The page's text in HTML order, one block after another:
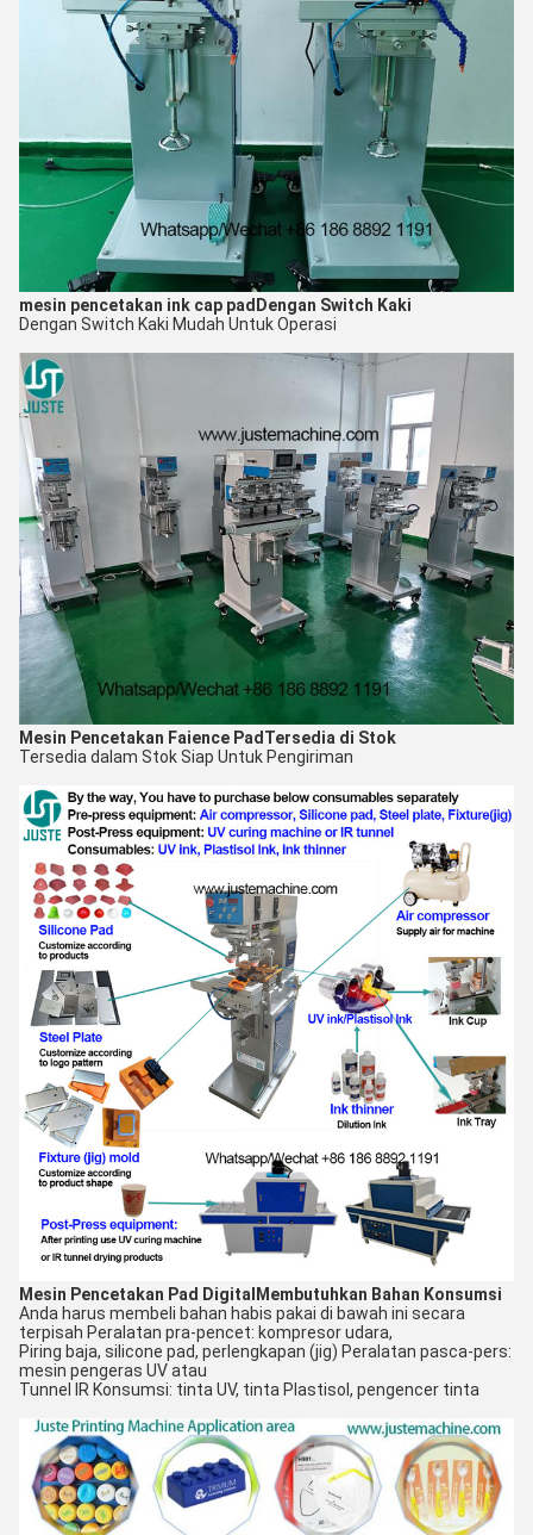
mesin pencetakan ink cap pad Dengan Switch Kaki
Dengan Switch Kaki Mudah Untuk Operasi
Mesin Pencetakan Faience Pad Tersedia di Stok
Tersedia dalam Stok Siap Untuk Pengiriman
Mesin Pencetakan Pad Digital Membutuhkan Bahan Konsumsi
Anda harus membeli bahan habis pakai di bawah ini secara
terpisah Peralatan pra-pencet: kompresor udara,
Piring baja, silicone pad, perlengkapan (jig) Peralatan pasca-pers:
mesin pengeras UV atau
Tunnel IR Konsumsi: tinta UV, tinta Plastisol, pengencer tinta